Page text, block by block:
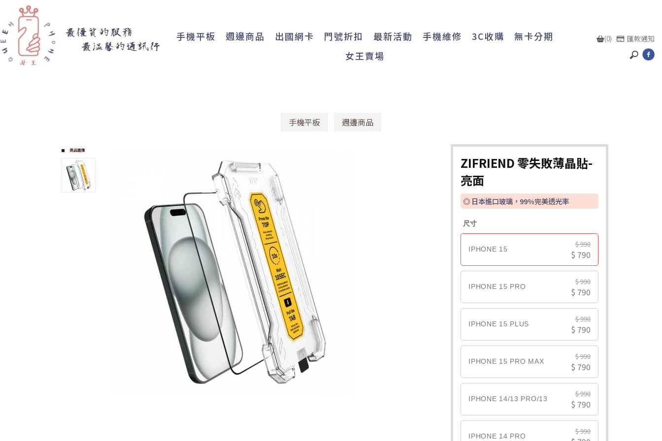
(0) 匯款通知
手機平板 門號折扣
週邊商品 最新活動 手機維修 3C收購
無卡分期
女王賣場
出國網卡
手機平板 週邊商品
商品圖像
ZIFRIEND 零失敗薄晶貼-
亮面
◎ 日本進口玻璃，99%完美透光率
尺寸
IPHONE 15
$ 990
$ 790
IPHONE 15 PRO
$ 990
$ 790
IPHONE 15 PLUS
$ 990
$ 790
IPHONE 15 PRO MAX
$ 990
$ 790
IPHONE 14/13 PRO/13
$ 990
$ 790
IPHONE 14 PRO
$ 990